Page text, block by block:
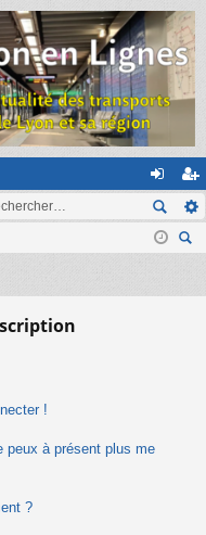
on
ne
ns
cri
!
peux à présent plus me
?